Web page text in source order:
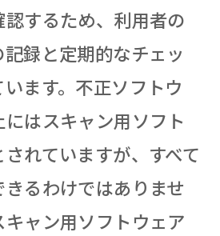
するため、利用者の
録と定期的なチェッ
ます。不正ソフトウ
はスキャン用ソフト
れていますが、すべて
るわけではありませ
ャン用ソフトウェア